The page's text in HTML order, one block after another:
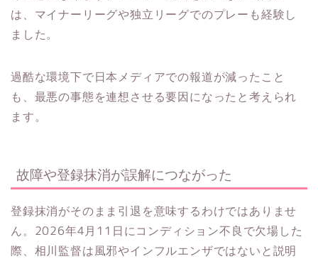
は、マイナーリーグや独立リーグでのプレーも経験し
ました。
過酷な環境下で日本メディアでの報道が減ったこと
も、最悪の事態を連想させる要因になったと考えられ
ます。
故障や登録抹消が誤解につながった
登録抹消がそのまま引退を意味するわけではありませ
ん。2026年4月11日にコンディション不良で欠場した
際、相川監督は風邪やインフルエンザではないと説明